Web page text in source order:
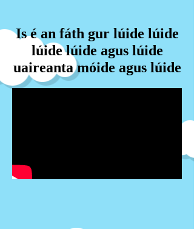
Is é an fáth gur lúide lúide
lúide lúide agus lúide
uaireanta móide agus lúide